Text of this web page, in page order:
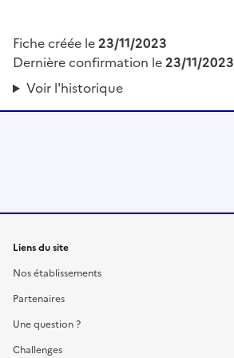
Fiche créée le23/11/2023
Dernière confirmation le23/11/2023
Voir l'historique
Liens du site
Nos établissements
Partenaires
Une question ?
Challenges